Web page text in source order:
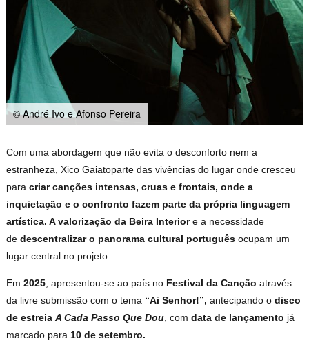
© André Ivo e Afonso Pereira
Com uma abordagem que não evita o desconforto nem a
estranheza, Xico Gaiatoparte das vivências do lugar onde cresceu
paracriar canções intensas, cruas e frontais, onde a
inquietação e o confronto fazem parte da própria linguagem
artística. A valorização da Beira Interiore a necessidade
dedescentralizar o panorama cultural portuguêsocupam um
lugar central no projeto.
Em2025, apresentou-se ao país no Festival da Cançãoatravés
da livre submissão com o tema “Ai Senhor!”, antecipando odisco
de estreia A Cada Passo Que Dou, comdata de lançamento já
marcado para10 de setembro.